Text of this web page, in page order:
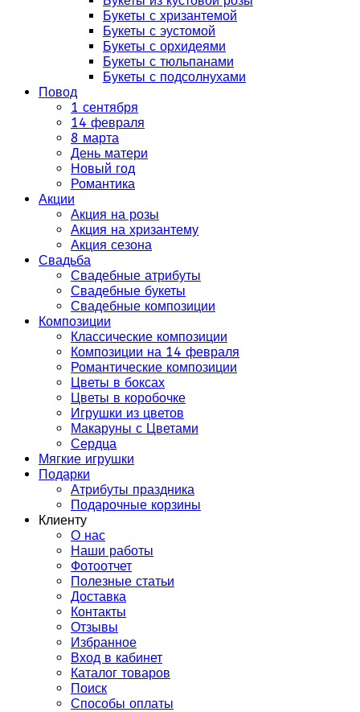
Букеты с хризантемой
Букеты с эустомой
Букеты с орхидеями
Букеты с тюльпанами
Букеты с подсолнухами
Повод
1 сентября
14 февраля
8 марта
День матери
Новый год
Романтика
Акции
Акция на розы
Акция на хризантему
Акция сезона
Свадьба
Свадебные атрибуты
Свадебные букеты
Свадебные композиции
Композиции
Классические композиции
Композиции на 14 февраля
Романтические композиции
Цветы в боксах
Цветы в коробочке
Игрушки из цветов
Макаруны с Цветами
Сердца
Мягкие игрушки
Подарки
Атрибуты праздника
Подарочные корзины
Клиенту
О нас
Наши работы
Фотоотчет
Полезные статьи
Доставка
Контакты
Отзывы
Избранное
Вход в кабинет
Каталог товаров
Поиск
Способы оплаты